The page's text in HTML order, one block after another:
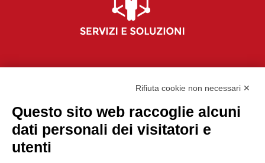
P.IVA 02330030129 | CAPITALE I.V. €100.000
Rifiuta cookie non necessari ✕
Questo sito web raccoglie alcuni
dati personali dei visitatori e
utenti